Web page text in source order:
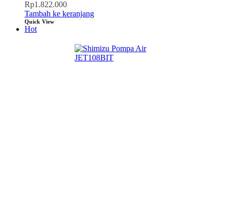
Rp1.822.000
Tambah ke keranjang
Quick View
Hot